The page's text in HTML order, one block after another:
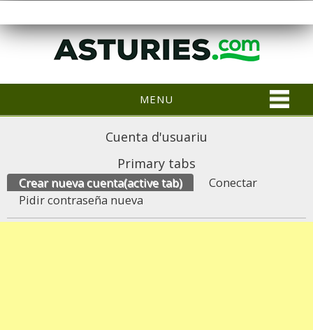
MENU
Cuenta d'usuariu
Primary tabs
Crear nueva cuenta(active tab)
Conectar
Pidir contraseña nueva